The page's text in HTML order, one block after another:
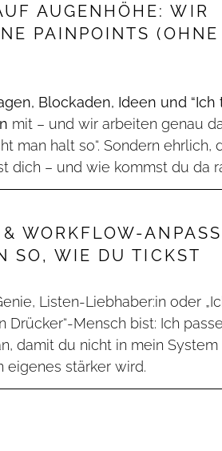
AUGENHÖHE: WIR
PAINPOINTS (OHNE
Blockaden, Ideen und “Ich
mit – und wir arbeiten genau
man halt so“. Sondern ehrlich,
dich – und wie kommst du da
WORKFLOW-
SO, WIE DU TICKST
Listen-Liebhaber:in oder
Mensch bist: Ich
damit du nicht in mein
eigenes stärker wird.